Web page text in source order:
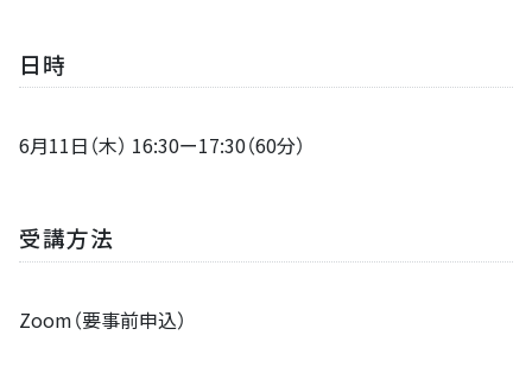
日時
6月11日（木） 16:30ー17:30（60分）
受講方法
Zoom（要事前申込）